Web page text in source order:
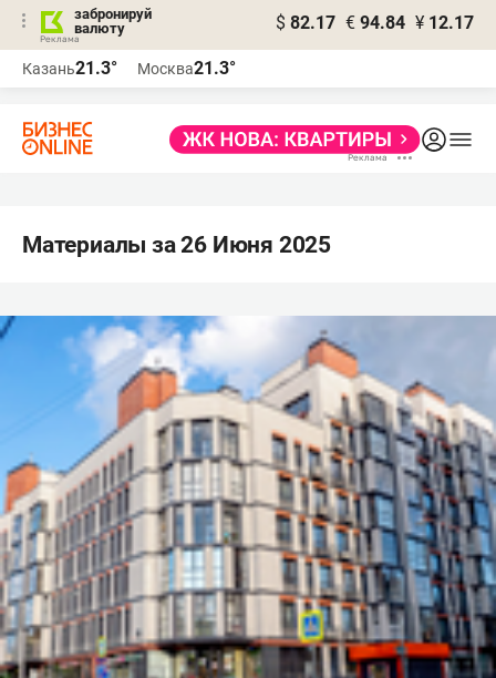
забронируй
валюту
$ 82.17 € 94.84 ¥ 12.17
Казань21.3° Москва21.3°
Материалы за 26 Июня 2025